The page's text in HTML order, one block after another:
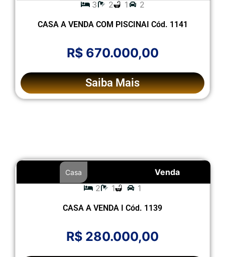
3 2 1 2
CASA A VENDA COM PISCINAI Cód. 1141
R$ 670.000,00
Saiba Mais
Venda
Casa
2 1 1
CASA A VENDA I Cód. 1139
R$ 280.000,00